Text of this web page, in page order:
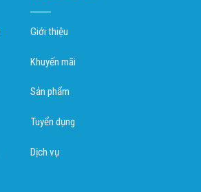
Giới thiệu
Khuyến mãi
Sản phẩm
Tuyển dụng
Dịch vụ